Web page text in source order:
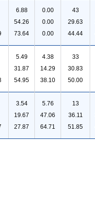
6.88
54.26
73.64
0.00
0.00
0.00
43
29.63
44.44
5.49
31.87
54.95
4.38
14.29
38.10
33
30.83
50.00
3.54
19.67
27.87
5.76
47.06
64.71
13
36.11
51.85